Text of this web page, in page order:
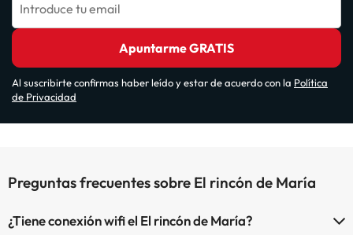
Introduce tu email
Apuntarme GRATIS
Al suscribirte confirmas haber leído y estar de acuerdo con la Política
de Privacidad
Preguntas frecuentes sobre El rincón de María
¿Tiene conexión wifi el El rincón de María?